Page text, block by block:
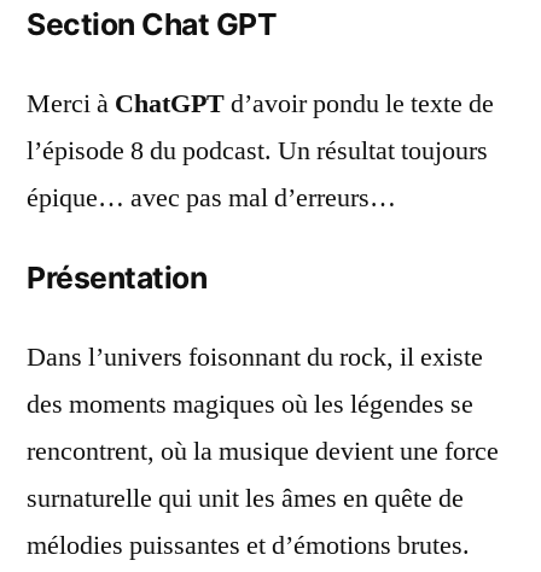
Section Chat GPT
Merci à ChatGPTd’avoir pondu le texte de
l’épisode 8 du podcast. Un résultat toujours
épique… avec pas mal d’erreurs…
Présentation
Dans l’univers foisonnant du rock, il existe
des moments magiques où les légendes se
rencontrent, où la musique devient une force
surnaturelle qui unit les âmes en quête de
mélodies puissantes et d’émotions brutes.